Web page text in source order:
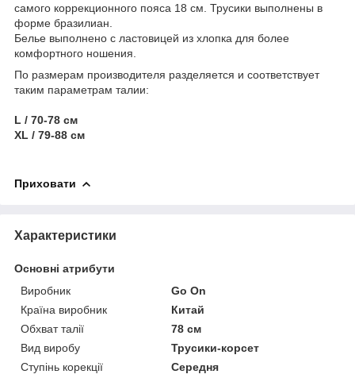
самого коррекционного пояса 18 см. Трусики выполнены в
форме бразилиан.
Белье выполнено с ластовицей из хлопка для более
комфортного ношения.
По размерам производителя разделяется и соответствует
таким параметрам талии:
L / 70-78 см
XL / 79-88 см
Приховати
Характеристики
Основні атрибути
Виробник
Go On
Країна виробник
Китай
Обхват талії
78 см
Вид виробу
Трусики-корсет
Ступінь корекції
Середня